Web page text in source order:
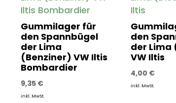
Gummilager für
den Spannbügel
der Lima
(Benziner) VW Iltis
Bombardier
9,35 €
inkl. MwSt.
den
der Lima
VW Iltis
4,00 €
inkl. MwSt.